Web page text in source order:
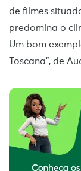
de filmes
predomina o
Um bom
Toscana”, de